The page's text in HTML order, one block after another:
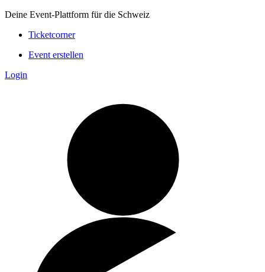
Deine Event-Plattform für die Schweiz
Ticketcorner
Event erstellen
Login